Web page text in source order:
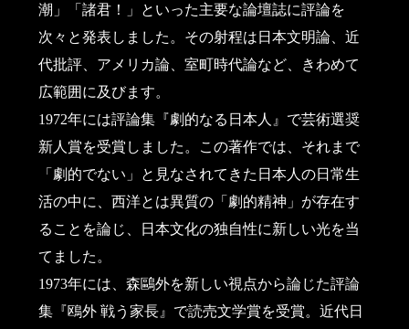
潮」「諸君！」といった主要な論壇誌に評論を
次々と発表しました。その射程は日本文明論、近
代批評、アメリカ論、室町時代論など、きわめて
広範囲に及びます。
1972年には評論集『劇的なる日本人』で芸術選奨
新人賞を受賞しました。この著作では、それまで
「劇的でない」と見なされてきた日本人の日常生
活の中に、西洋とは異質の「劇的精神」が存在す
ることを論じ、日本文化の独自性に新しい光を当
てました。
1973年には、森鷗外を新しい視点から論じた評論
集『鴎外 戦う家長』で読売文学賞を受賞。近代日